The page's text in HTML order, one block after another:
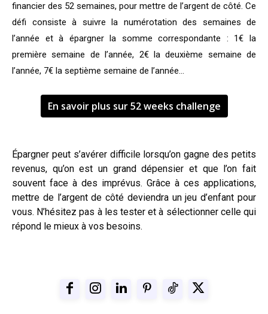
financier des 52 semaines, pour mettre de l’argent de côté. Ce
défi consiste à suivre la numérotation des semaines de
l’année et à épargner la somme correspondante : 1€ la
première semaine de l’année, 2€ la deuxième semaine de
l’année, 7€ la septième semaine de l’année…
En savoir plus sur 52 weeks challenge
Épargner peut s’avérer difficile lorsqu’on gagne des petits
revenus, qu’on est un grand dépensier et que l’on fait
souvent face à des imprévus. Grâce à ces applications,
mettre de l’argent de côté deviendra un jeu d’enfant pour
vous. N’hésitez pas à les tester et à sélectionner celle qui
répond le mieux à vos besoins.